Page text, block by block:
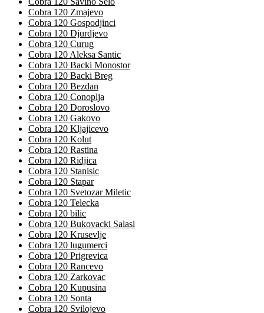
Cobra 120 Zmajevo
Cobra 120 Gospodjinci
Cobra 120 Djurdjevo
Cobra 120 Curug
Cobra 120 Aleksa Santic
Cobra 120 Backi Monostor
Cobra 120 Backi Breg
Cobra 120 Bezdan
Cobra 120 Conoplja
Cobra 120 Doroslovo
Cobra 120 Gakovo
Cobra 120 Kljajicevo
Cobra 120 Kolut
Cobra 120 Rastina
Cobra 120 Ridjica
Cobra 120 Stanisic
Cobra 120 Stapar
Cobra 120 Svetozar Miletic
Cobra 120 Telecka
Cobra 120 bilic
Cobra 120 Bukovacki Salasi
Cobra 120 Krusevlje
Cobra 120 lugumerci
Cobra 120 Prigrevica
Cobra 120 Rancevo
Cobra 120 Zarkovac
Cobra 120 Kupusina
Cobra 120 Sonta
Cobra 120 Svilojevo